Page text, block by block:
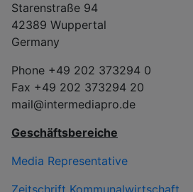
Starenstraße 94
42389 Wuppertal
Germany
Phone +49 202 373294 0
Fax +49 202 373294 20
mail@intermediapro.de
Geschäftsbereiche
Media Representative